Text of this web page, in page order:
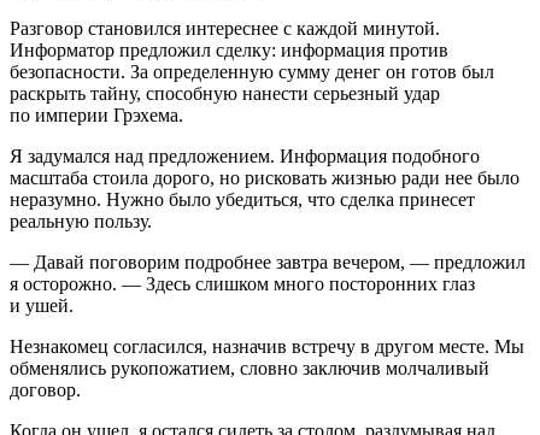
Разговор становился интереснее с каждой минутой.
Информатор предложил сделку: информация против
безопасности. За определенную сумму денег он готов был
раскрыть тайну, способную нанести серьезный удар
по империи Грэхема.
Я задумался над предложением. Информация подобного
масштаба стоила дорого, но рисковать жизнью ради нее было
неразумно. Нужно было убедиться, что сделка принесет
реальную пользу.
— Давай поговорим подробнее завтра вечером, — предложил
я осторожно. — Здесь слишком много посторонних глаз
и ушей.
Незнакомец согласился, назначив встречу в другом месте. Мы
обменялись рукопожатием, словно заключив молчаливый
договор.
Когда он ушел, я остался сидеть за столом, раздумывая над